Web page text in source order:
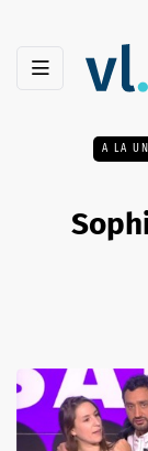
A LA